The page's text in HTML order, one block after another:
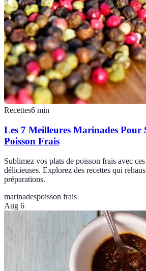
Recettes6 min
Les 7 Meilleures Marinades Pour
Poisson Frais
Sublimez vos plats de poisson frais avec
délicieuses. Explorez des recettes qui
préparations.
marinadespoisson frais
Aug 6